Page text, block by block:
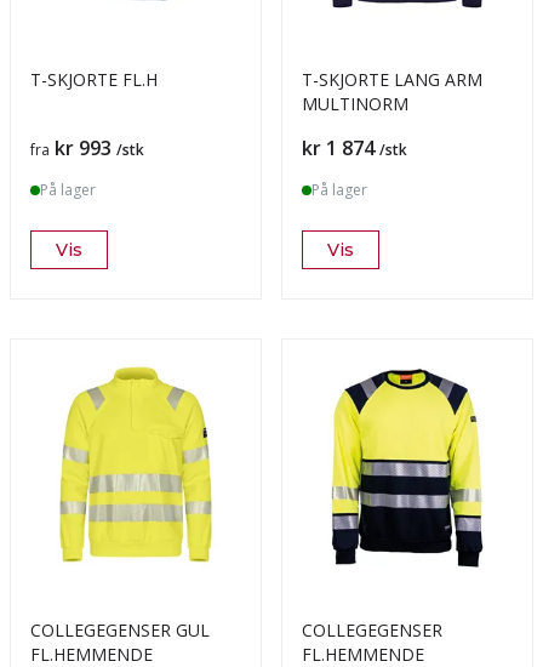
T-SKJORTE FL.H
Pris
fra kr 993 /stk
På lager
Vis
T-SKJORTE LANG ARM
MULTINORM
Pris
kr 1 874 /stk
På lager
Vis
COLLEGEGENSER GUL
FL.HEMMENDE
COLLEGEGENSER
FL.HEMMENDE